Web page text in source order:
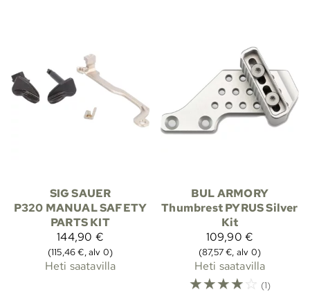
SIG SAUER
P320 MANUAL SAFETY
PARTS KIT
144,90 €
(115,46 €, alv 0)
Heti saatavilla
BUL ARMORY
Thumbrest PYRUS Silver
Kit
109,90 €
(87,57 €, alv 0)
Heti saatavilla
☆☆☆☆☆ (1)